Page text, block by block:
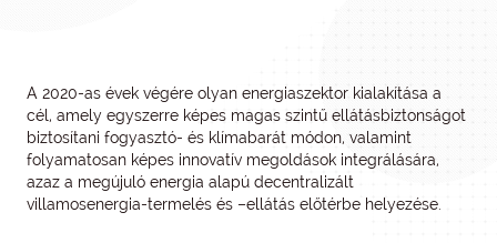
A 2020-as évek végére olyan energiaszektor kialakítása a
cél, amely egyszerre képes magas szintű ellátásbiztonságot
biztosítani fogyasztó- és klímabarát módon, valamint
folyamatosan képes innovatív megoldások integrálására,
azaz a megújuló energia alapú decentralizált
villamosenergia-termelés és –ellátás előtérbe helyezése.